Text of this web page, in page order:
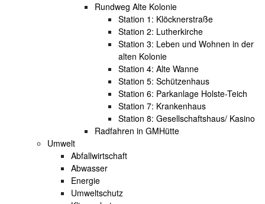
Rundweg Alte Kolonie
Station 1: Klöcknerstraße
Station 2: Lutherkirche
Station 3: Leben und Wohnen in der
alten Kolonie
Station 4: Alte Wanne
Station 5: Schützenhaus
Station 6: Parkanlage Holste-Teich
Station 7: Krankenhaus
Station 8: Gesellschaftshaus/ Kasino
Radfahren in GMHütte
Umwelt
Abfallwirtschaft
Abwasser
Energie
Umweltschutz